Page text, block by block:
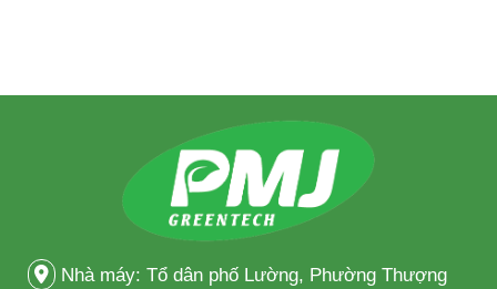
Nhà máy: Tổ dân phố Lường, Phường Thượng